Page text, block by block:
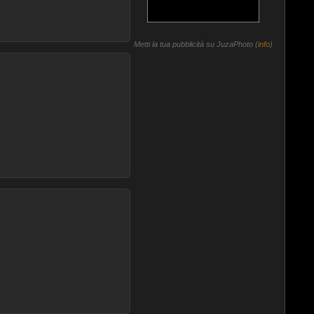
Metti la tua pubblicità su JuzaPhoto (info)